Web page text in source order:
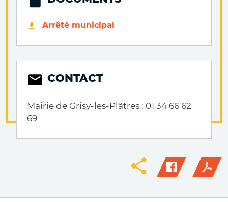
Arrêté municipal
CONTACT
Mairie de Grisy-les-Plâtres : 01 34 66 62
69